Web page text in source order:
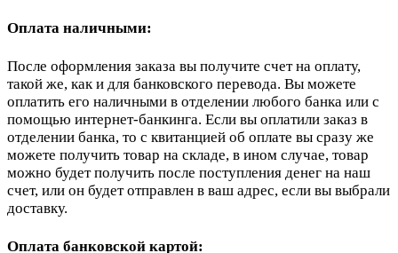
Оплата наличными:
После оформления заказа вы получите счет на оплату,
такой же, как и для банковского перевода. Вы можете
оплатить его наличными в отделении любого банка или с
помощью интернет-банкинга. Если вы оплатили заказ в
отделении банка, то с квитанцией об оплате вы сразу же
можете получить товар на складе, в ином случае, товар
можно будет получить после поступления денег на наш
счет, или он будет отправлен в ваш адрес, если вы выбрали
доставку.
Оплата банковской картой: